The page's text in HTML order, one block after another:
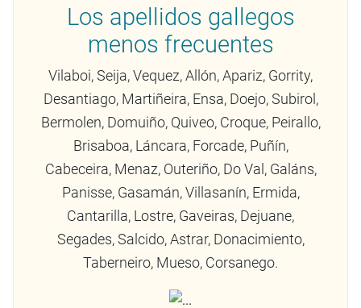
Los apellidos gallegos
menos frecuentes
Vilaboi, Seija, Vequez, Allón, Apariz, Gorrity,
Desantiago, Martiñeira, Ensa, Doejo, Subirol,
Bermolen, Domuiño, Quiveo, Croque, Peirallo,
Brisaboa, Láncara, Forcade, Puñín,
Cabeceira, Menaz, Outeriño, Do Val, Galáns,
Panisse, Gasamán, Villasanín, Ermida,
Cantarilla, Lostre, Gaveiras, Dejuane,
Segades, Salcido, Astrar, Donacimiento,
Taberneiro, Mueso, Corsanego.